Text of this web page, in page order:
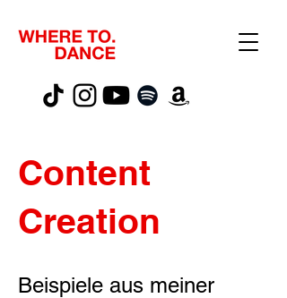
Content
Creation
Beispiele aus meiner